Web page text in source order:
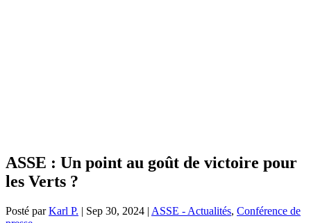
ASSE : Un point au goût de victoire pour
les Verts ?
Posté parKarl P. | Sep 30, 2024 | ASSE - Actualités, Conférence de